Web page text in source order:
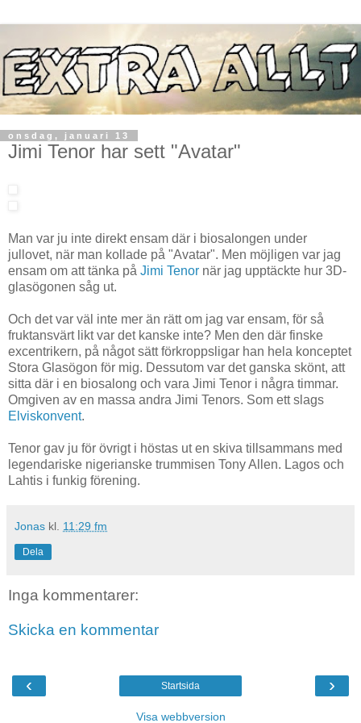
onsdag, januari 13
Jimi Tenor har sett "Avatar"
Man var ju inte direkt ensam där i biosalongen under
jullovet, när man kollade på "Avatar". Men möjligen var jag
ensam om att tänka på Jimi Tenor när jag upptäckte hur 3D-
glasögonen såg ut.
Och det var väl inte mer än rätt om jag var ensam, för så
fruktansvärt likt var det kanske inte? Men den där finske
excentrikern, på något sätt förkroppsligar han hela konceptet
Stora Glasögon för mig. Dessutom var det ganska skönt, att
sitta där i en biosalong och vara Jimi Tenor i några timmar.
Omgiven av en massa andra Jimi Tenors. Som ett slags
Elviskonvent.
Tenor gav ju för övrigt i höstas ut en skiva tillsammans med
legendariske nigerianske trummisen Tony Allen. Lagos och
Lahtis i funkig förening.
Jonas kl. 11:29 fm
Dela
Inga kommentarer:
Skicka en kommentar
‹ ›
Startsida
Visa webbversion